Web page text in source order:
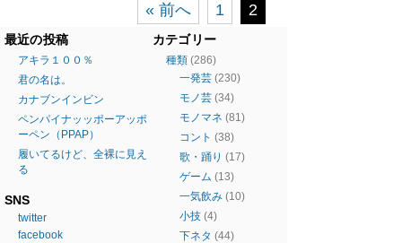
« 前へ 1 2
最近の投稿
アキラ１００％
君の名は。
カナブンインビン
ペンパイナッッポーアッポ
ーペン（PPAP）
履いてるけど、全裸に見え
る
SNS
twitter
facebook
カテゴリー
種類 (286)
一発芸 (230)
モノ芸 (34)
モノマネ (81)
コント (38)
歌・踊り (17)
ゲーム (13)
一気飲み (10)
小技 (4)
下ネタ (44)